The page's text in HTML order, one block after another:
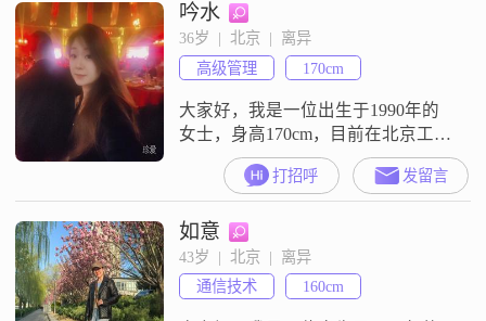
吟水
36岁  |  北京  |  离异
高级管理
170cm
大家好，我是一位出生于1990年的
女士，身高170cm，目前在北京工
作，月收入在12001到20000元之
间。我拥有硕士学位，现在从事着
一份让我感到满意的工作。我性格
真诚可靠，对待生活和工作都非常
认真。我注重生活品质，喜欢在忙
碌的工作之余，享受生活的美好。
我追求事业成就，希望在自己的领
打招呼 发留言
如意
43岁  |  北京  |  离异
通信技术
160cm